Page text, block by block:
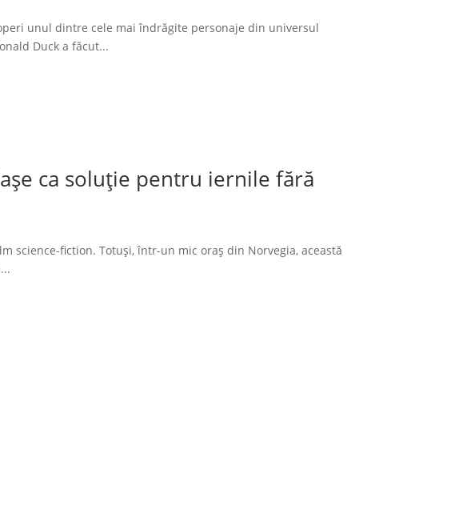
unul dintre cele mai îndrăgite personaje din universul
Duck a făcut...
ca soluție pentru iernile fără
fiction. Totuși, într-un mic oraș din Norvegia, această